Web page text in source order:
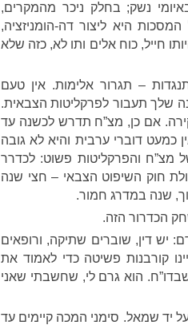
נשק; בחלק ניכר מהמקרים,
היא ליצור דה-הומניזציה,
חייל, כוח אלים ותו לא, כזה שלא
– תגרור אלימות. אין טעם
שלך תעבור לפרקליטות הצבאית.
אם כן, מצ”ח תדרש לכשנה עד
כמעט דוברי ערבית והיא לא גובה
מצ”ח והפרקליטות פשוט: לכדרר
חוק השיפוט הצבאי – חצי שנה
שנה במדרג חמור.
הכדרור הזה.
יש דין, שוברים שתיקה, ורופאים
קורבנות פשיטה כדי לאמוד את
הוא גרם לי, שחשבתי שאני
יד שמאל. סימני המכה קיימים עד